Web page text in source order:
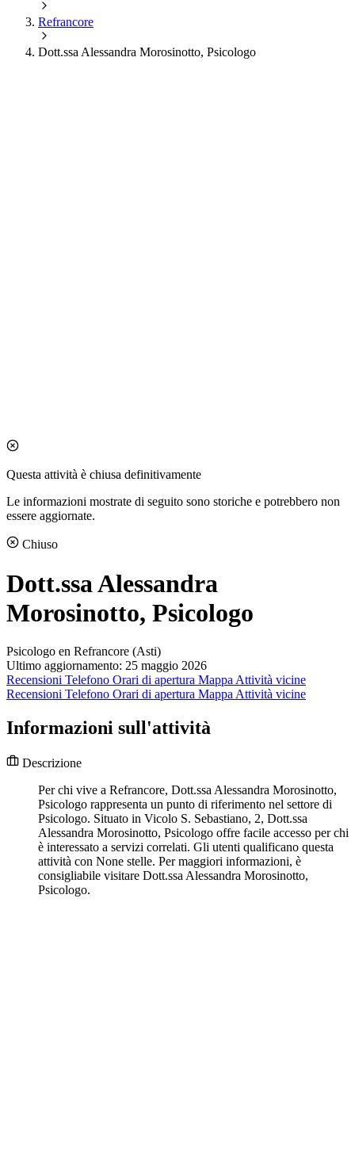
Refrancore
Dott.ssa Alessandra Morosinotto, Psicologo
Questa attività è chiusa definitivamente
Le informazioni mostrate di seguito sono storiche e potrebbero non
essere aggiornate.
Chiuso
Dott.ssa Alessandra
Morosinotto, Psicologo
Psicologo en Refrancore (Asti)
Ultimo aggiornamento: 25 maggio 2026
Recensioni Telefono Orari di apertura Mappa Attività vicine
Recensioni Telefono Orari di apertura Mappa Attività vicine
Informazioni sull'attività
Descrizione
Per chi vive a Refrancore, Dott.ssa Alessandra Morosinotto,
Psicologo rappresenta un punto di riferimento nel settore di
Psicologo. Situato in Vicolo S. Sebastiano, 2, Dott.ssa
Alessandra Morosinotto, Psicologo offre facile accesso per chi
è interessato a servizi correlati. Gli utenti qualificano questa
attività con None stelle. Per maggiori informazioni, è
consigliabile visitare Dott.ssa Alessandra Morosinotto,
Psicologo.